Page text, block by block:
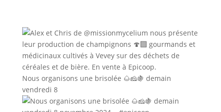
Nous organisons une brisolée 🌰🧀🍇 demain
vendredi 8